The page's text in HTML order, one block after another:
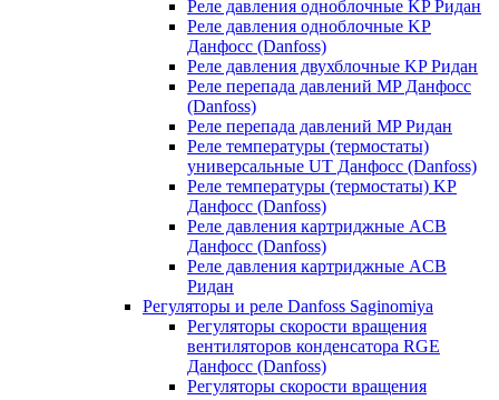
Реле давления одноблочные KP Ридан
Реле давления одноблочные KP
Данфосс (Danfoss)
Реле давления двухблочные KP Ридан
Реле перепада давлений MP Данфосс
(Danfoss)
Реле перепада давлений MP Ридан
Реле температуры (термостаты)
универсальные UT Данфосс (Danfoss)
Реле температуры (термостаты) KP
Данфосс (Danfoss)
Реле давления картриджные ACB
Данфосс (Danfoss)
Реле давления картриджные ACB
Ридан
Регуляторы и реле Danfoss Saginomiya
Регуляторы скорости вращения
вентиляторов конденсатора RGE
Данфосс (Danfoss)
Регуляторы скорости вращения